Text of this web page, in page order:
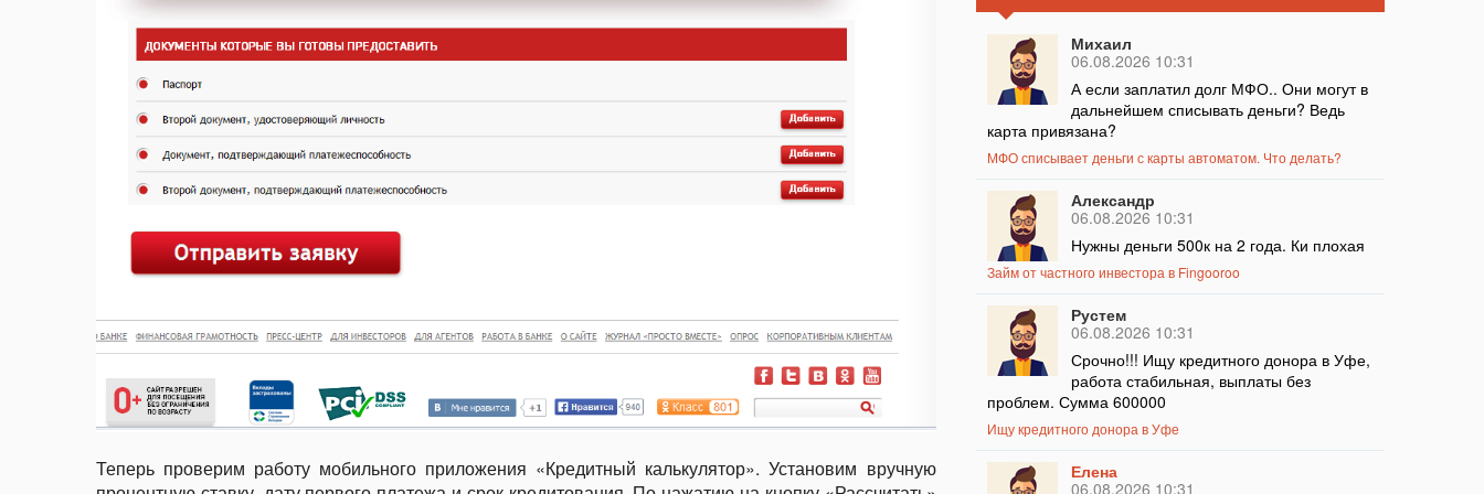
Теперь проверим работу мобильного приложения «Кредитный калькулятор». Установим вручную
Михаил
06.08.2026 10:31
А если заплатил долг МФО.. Они могут в
дальнейшем списывать деньги? Ведь
карта привязана?
МФО списывает деньги с карты автоматом. Что делать?
Александр
06.08.2026 10:31
Нужны деньги 500к на 2 года. Ки плохая
Займ от частного инвестора в Fingooroo
Рустем
06.08.2026 10:31
Срочно!!! Ищу кредитного донора в Уфе,
работа стабильная, выплаты без
проблем. Сумма 600000
Ищу кредитного донора в Уфе
Елена
06.08.2026 10:31